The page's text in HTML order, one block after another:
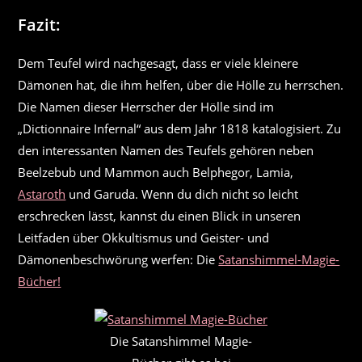
Fazit:
Dem Teufel wird nachgesagt, dass er viele kleinere
Dämonen hat, die ihm helfen, über die Hölle zu herrschen.
Die Namen dieser Herrscher der Hölle sind im
„Dictionnaire Infernal“ aus dem Jahr 1818 katalogisiert. Zu
den interessanten Namen des Teufels gehören neben
Beelzebub und Mammon auch Belphegor, Lamia,
Astaroth und Garuda. Wenn du dich nicht so leicht
erschrecken lässt, kannst du einen Blick in unseren
Leitfaden über Okkultismus und Geister- und
Dämonenbeschwörung werfen: DieSatanshimmel-Magie-
Bücher!
Die Satanshimmel Magie-